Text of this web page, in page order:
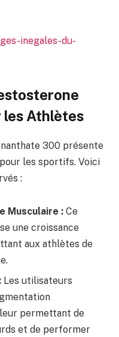
inegales-du-
les Athlètes
300 présente
les sportifs. Voici
:
Musculaire : Ce
une croissance
aux athlètes de
Les utilisateurs
permettant de
et de performer